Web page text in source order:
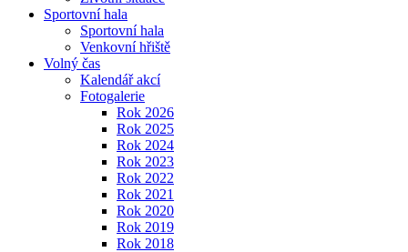
Sportovní hala
Sportovní hala
Venkovní hřiště
Volný čas
Kalendář akcí
Fotogalerie
Rok 2026
Rok 2025
Rok 2024
Rok 2023
Rok 2022
Rok 2021
Rok 2020
Rok 2019
Rok 2018